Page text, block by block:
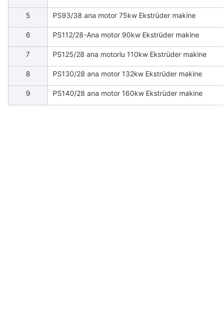
5 PS93/38 ana motor 75kw Ekstrüder makine
6 PS112/28-Ana motor 90kw Ekstrüder makine
7 PS125/28 ana motorlu 110kw Ekstrüder makine
8 PS130/28 ana motor 132kw Ekstrüder makine
9 PS140/28 ana motor 160kw Ekstrüder makine